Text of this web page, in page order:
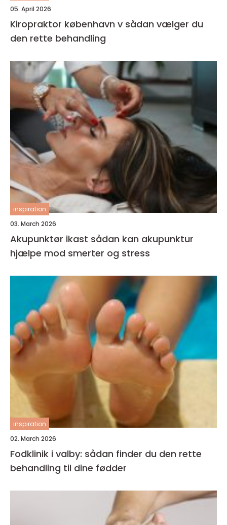
05. April 2026
Kiropraktor københavn v sådan vælger du
den rette behandling
inspiration
03. March 2026
Akupunktør ikast sådan kan akupunktur
hjælpe mod smerter og stress
inspiration
02. March 2026
Fodklinik i valby: sådan finder du den rette
behandling til dine fødder